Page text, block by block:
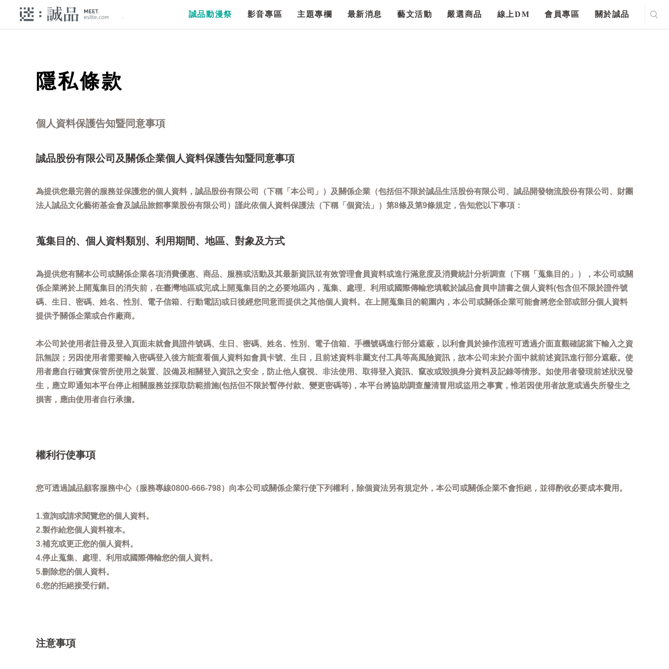
誠品動漫祭 影音專區 主題專欄 最新消息 藝文活動 嚴選商品 線上DM 會員專區 關於誠品
隱私條款
個人資料保護告知暨同意事項
誠品股份有限公司及關係企業個人資料保護告知暨同意事項
為提供您最完善的服務並保護您的個人資料，誠品股份有限公司（下稱「本公司」）及關係企業（包括但不限於誠品生活股份有限公司、誠品開發物流股份有限公司、財團
法人誠品文化藝術基金會及誠品旅館事業股份有限公司）謹此依個人資料保護法（下稱「個資法」）第8條及第9條規定，告知您以下事項：
蒐集目的、個人資料類別、利用期間、地區、對象及方式
為提供您有關本公司或關係企業各項消費優惠、商品、服務或活動及其最新資訊並有效管理會員資料或進行滿意度及消費統計分析調查（下稱「蒐集目的」），本公司或關
係企業將於上開蒐集目的消失前，在臺灣地區或完成上開蒐集目的之必要地區內，蒐集、處理、利用或國際傳輸您填載於誠品會員申請書之個人資料(包含但不限於證件號
碼、生日、密碼、姓名、性別、電子信箱、行動電話)或日後經您同意而提供之其他個人資料。在上開蒐集目的範圍內，本公司或關係企業可能會將您全部或部分個人資料
提供予關係企業或合作廠商。
本公司於使用者註冊及登入頁面未就會員證件號碼、生日、密碼、姓名、性別、電子信箱、手機號碼進行部分遮蔽，以利會員於操作流程可透過介面直觀確認當下輸入之資
訊無誤；另因使用者需要輸入密碼登入後方能查看個人資料如會員卡號、生日，且前述資料非屬支付工具等高風險資訊，故本公司未於介面中就前述資訊進行部分遮蔽。使
用者應自行確實保管所使用之裝置、設備及相關登入資訊之安全，防止他人窺視、非法使用、取得登入資訊、竄改或毀損身分資料及記錄等情形。如使用者發現前述狀況發
生，應立即通知本平台停止相關服務並採取防範措施(包括但不限於暫停付款、變更密碼等)，本平台將協助調查釐清冒用或盜用之事實，惟若因使用者故意或過失所發生之
損害，應由使用者自行承擔。
權利行使事項
您可透過誠品顧客服務中心（服務專線0800-666-798）向本公司或關係企業行使下列權利，除個資法另有規定外，本公司或關係企業不會拒絕，並得酌收必要成本費用。
1.查詢或請求閱覽您的個人資料。
2.製作給您個人資料複本。
3.補充或更正您的個人資料。
4.停止蒐集、處理、利用或國際傳輸您的個人資料。
5.刪除您的個人資料。
6.您的拒絕接受行銷。
注意事項